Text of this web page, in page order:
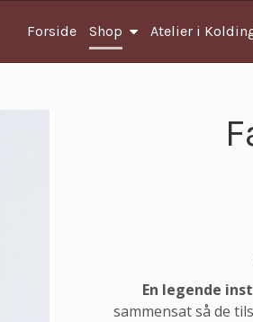
Forside Shop Atelier i
En legende
sammensat så de